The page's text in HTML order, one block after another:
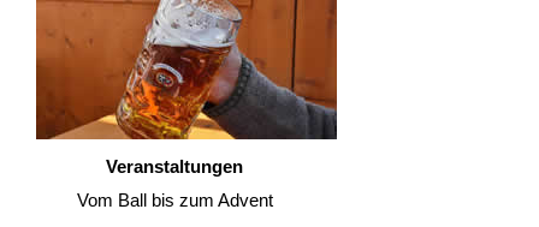
Veranstaltungen
Vom Ball bis zum Advent